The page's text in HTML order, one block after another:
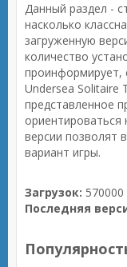
Данный раздел -
насколько
загруженную
количество
проинформирует,
Undersea Solitaire
представленное
версии позволят
вариант игры.
Загрузок: 570000
Последняя